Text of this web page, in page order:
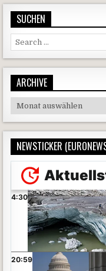
SUCHEN
Search for:
ARCHIVE
Archive
NEWSTICKER